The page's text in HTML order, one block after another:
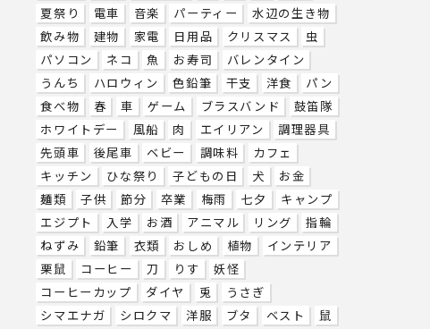
夏祭り
電車 音楽 パーティー
水辺の生き物
飲み物
建物 家電 日用品 クリスマス
虫
パソコン
ネコ 魚 お寿司
バレンタイン
うんち
ハロウィン 色鉛筆 干支 洋食
パン
食べ物
春 車 ゲーム ブラスバンド
鼓笛隊
ホワイトデー
風船 肉 エイリアン
調理器具
先頭車
後尾車 ベビー 調味料
カフェ
キッチン
ひな祭り 子どもの日 犬
お金
麺類
子供 節分 卒業 梅雨 七夕
キャンプ
エジプト
入学 お酒 アニマル リング
指輪
ねずみ
鉛筆 衣類 おしめ 植物
インテリア
栗鼠
コーヒー 刀 りす
妖怪
コーヒーカップ
ダイヤ 兎
うさぎ
シマエナガ
シロクマ 洋服 ブタ ベスト
鼠